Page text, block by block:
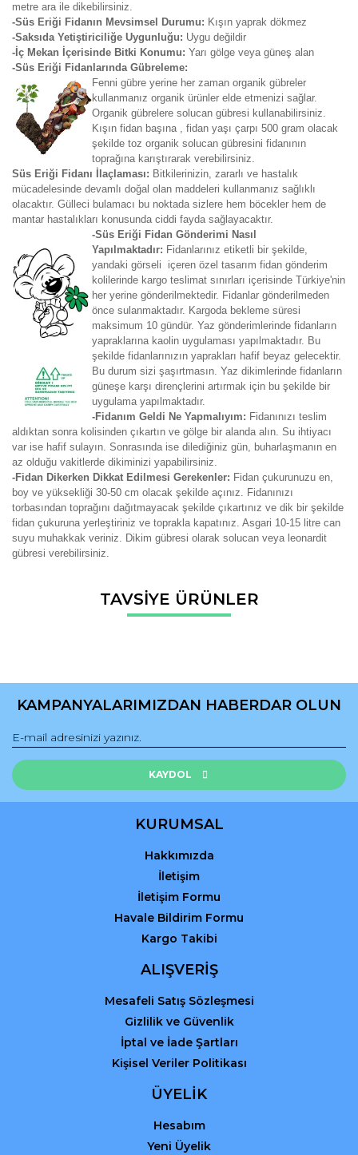
metre ara ile dikebilirsiniz.
-Süs Eriği Fidanın Mevsimsel Durumu: Kışın yaprak dökmez
-Saksıda Yetiştiriciliğe Uygunluğu: Uygu değildir
-İç Mekan İçerisinde Bitki Konumu: Yarı gölge veya güneş alan
-Süs Eriği Fidanlarında Gübreleme:
Fenni gübre yerine her zaman organik gübreler
kullanmanız organik ürünler elde etmenizi sağlar.
Organik gübrelere solucan gübresi kullanabilirsiniz.
Kışın fidan başına , fidan yaşı çarpı 500 gram olacak
şekilde toz organik solucan gübresini fidanının
toprağına karıştırarak verebilirsiniz.
Süs Eriği Fidanı İlaçlaması: Bitkilerinizin, zararlı ve hastalık
mücadelesinde devamlı doğal olan maddeleri kullanmanız sağlıklı
olacaktır. Gülleci bulamacı bu noktada sizlere hem böcekler hem de
mantar hastalıkları konusunda ciddi fayda sağlayacaktır.
-Süs Eriği Fidan Gönderimi Nasıl
Yapılmaktadır: Fidanlarınız etiketli bir şekilde,
yandaki görseli içeren özel tasarım fidan gönderim
kolilerinde kargo teslimat sınırları içerisinde Türkiye'nin
her yerine gönderilmektedir. Fidanlar gönderilmeden
önce sulanmaktadır. Kargoda bekleme süresi
maksimum 10 gündür. Yaz gönderimlerinde fidanların
yapraklarına kaolin uygulaması yapılmaktadır. Bu
şekilde fidanlarınızın yaprakları hafif beyaz gelecektir.
Bu durum sizi şaşırtmasın. Yaz dikimlerinde fidanların
güneşe karşı dirençlerini artırmak için bu şekilde bir
uygulama yapılmaktadır.
-Fidanım Geldi Ne Yapmalıyım: Fidanınızı teslim
aldıktan sonra kolisinden çıkartın ve gölge bir alanda alın. Su ihtiyacı
var ise hafif sulayın. Sonrasında ise dilediğiniz gün, buharlaşmanın en
az olduğu vakitlerde dikiminizi yapabilirsiniz.
-Fidan Dikerken Dikkat Edilmesi Gerekenler: Fidan çukurunuzu en,
boy ve yüksekliği 30-50 cm olacak şekilde açınız. Fidanınızı
torbasından toprağını dağıtmayacak şekilde çıkartınız ve dik bir şekilde
fidan çukuruna yerleştiriniz ve toprakla kapatınız. Asgari 10-15 litre can
suyu muhakkak veriniz. Dikim gübresi olarak solucan veya leonardit
gübresi verebilirsiniz.
Bu ürüne ilk yorumu siz yapın!
Bu ürünün fiyat bilgisi, resim, ürün açıklamalarında ve diğer
konularda yetersiz gördüğünüz noktaları öneri formunu
Ürün açıklamasında eksik bilgiler bulunuyor.
Ürün fiyatı diğer sitelerden daha pahalı.
Bu ürüne benzer farklı alternatifler olmalı.
Gönder
TAVSİYE ÜRÜNLER
KAMPANYALARIMIZDAN HABERDAR OLUN
KAYDOL
KURUMSAL
Hakkımızda
İletişim
İletişim Formu
Havale Bildirim Formu
Kargo Takibi
ALIŞVERİŞ
Mesafeli Satış Sözleşmesi
Gizlilik ve Güvenlik
İptal ve İade Şartları
Kişisel Veriler Politikası
ÜYELİK
Hesabım
Yeni Üyelik